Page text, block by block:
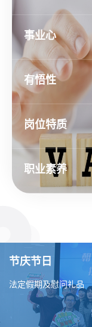
事业心
有悟性
岗位特质
职业素养
节庆节日
法定假期及慰问礼品